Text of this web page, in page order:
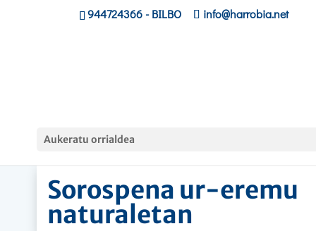
944724366- BILBO info@harrobia.net
Aukeratu orrialdea
Sorospena ur-eremu
naturaletan